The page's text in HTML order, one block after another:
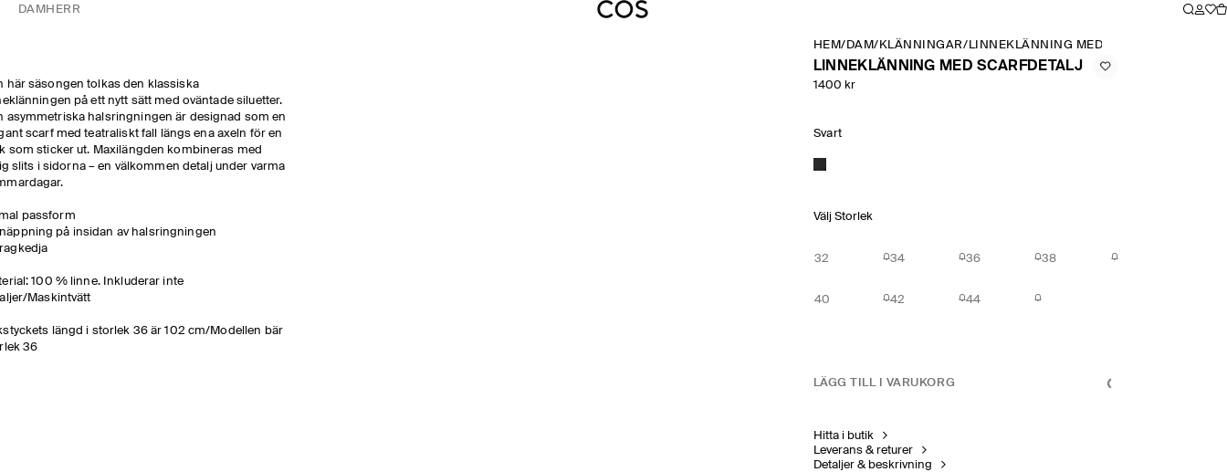
DAM HERR
här säsongen tolkas den klassiska
på ett nytt sätt med oväntade siluetter.
asymmetriska halsringningen är designad som en
scarf med teatraliskt fall längs ena axeln för en
som sticker ut. Maxilängden kombineras med
slits i sidorna – en välkommen detalj under varma
passform
på insidan av halsringningen
100 % linne. Inkluderar inte
Maskintvätt
längd i storlek 36 är 102 cm/Modellen bär
36
HEM/ DAM/ KLÄNNINGAR/ LINNEKLÄNNING MED SCARFDETALJ
LINNEKLÄNNING MED SCARFDETALJ
1400 kr
Svart
Välj Storlek
32 34 36 38
40 42 44
LÄGG TILL I VARUKORG
Hitta i butik
Leverans & returer
Detaljer & beskrivning